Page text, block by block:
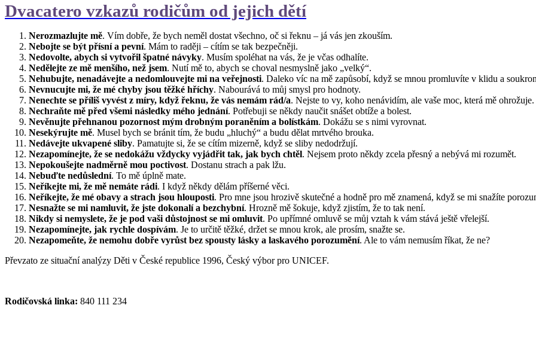
Dvacatero vzkazů rodičům od jejich dětí
Nerozmazlujte mě. Vím dobře, že bych neměl dostat všechno, oč si řeknu – já vás jen zkouším.
Nebojte se být přísní a pevní. Mám to raději – cítím se tak bezpečněji.
Nedovolte, abych si vytvořil špatné návyky. Musím spoléhat na vás, že je včas odhalíte.
Nedělejte ze mě menšího, než jsem. Nutí mě to, abych se choval nesmyslně jako „velký“.
Nehubujte, nenadávejte a nedomlouvejte mi na veřejnosti. Daleko víc na mě zapůsobí, když se mnou promluvíte v klidu a
Nevnucujte mi, že mé chyby jsou těžké hříchy. Nabourává to můj smysl pro hodnoty.
Nenechte se příliš vyvést z míry, když řeknu, že vás nemám rád/a. Nejste to vy, koho nenávidím, ale vaše moc, která mě ohrožuje.
Nechraňte mě před všemi následky mého jednání. Potřebuji se někdy naučit snášet obtíže a bolest.
Nevěnujte přehnanou pozornost mým drobným poraněním a bolístkám. Dokážu se s nimi vyrovnat.
Nesekýrujte mě. Musel bych se bránit tím, že budu „hluchý“ a budu dělat mrtvého brouka.
Nedávejte ukvapené sliby. Pamatujte si, že se cítím mizerně, když se sliby nedodržují.
Nezapomínejte, že se nedokážu vždycky vyjádřit tak, jak bych chtěl. Nejsem proto někdy zcela přesný a nebývá mi rozumět.
Nepokoušejte nadměrně mou poctivost. Dostanu strach a pak lžu.
Nebuďte nedůslední. To mě úplně mate.
Neříkejte mi, že mě nemáte rádi. I když někdy dělám příšerné věci.
Neříkejte, že mé obavy a strach jsou hlouposti. Pro mne jsou hrozivě skutečné a hodně pro mě znamená, když se mi snažíte
Nesnažte se mi namluvit, že jste dokonalí a bezchybní. Hrozně mě šokuje, když zjistím, že to tak není.
Nikdy si nemyslete, že je pod vaši důstojnost se mi omluvit. Po upřímné omluvě se můj vztah k vám stává ještě vřelejší.
Nezapomínejte, jak rychle dospívám. Je to určitě těžké, držet se mnou krok, ale prosím, snažte se.
Nezapomeňte, že nemohu dobře vyrůst bez spousty lásky a laskavého porozumění. Ale to vám nemusím říkat, že ne?
Převzato ze situační analýzy Děti v České republice 1996, Český výbor pro UNICEF.
Rodičovská linka: 840 111 234